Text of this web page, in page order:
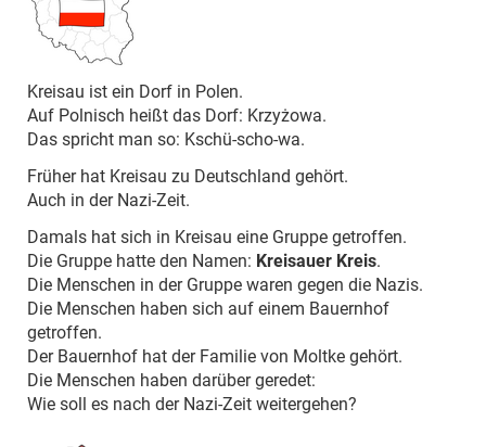
Kreisau ist ein Dorf in Polen.
Auf Polnisch heißt das Dorf: Krzyżowa.
Das spricht man so: Kschü-scho-wa.
Früher hat Kreisau zu Deutschland gehört.
Auch in der Nazi-Zeit.
Damals hat sich in Kreisau eine Gruppe getroffen.
Die Gruppe hatte den Namen: Kreisauer Kreis.
Die Menschen in der Gruppe waren gegen die Nazis.
Die Menschen haben sich auf einem Bauernhof
getroffen.
Der Bauernhof hat der Familie von Moltke gehört.
Die Menschen haben darüber geredet:
Wie soll es nach der Nazi-Zeit weitergehen?